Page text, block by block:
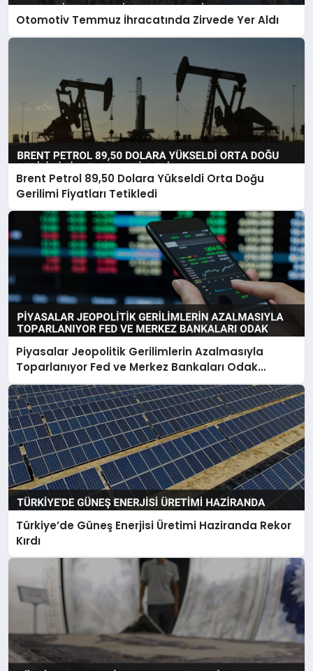
Otomotiv Temmuz İhracatında Zirvede Yer Aldı
Brent Petrol 89,50 Dolara Yükseldi Orta Doğu
Gerilimi Fiyatları Tetikledi
Piyasalar Jeopolitik Gerilimlerin Azalmasıyla
Toparlanıyor Fed ve Merkez Bankaları Odak
Noktası
Türkiye’de Güneş Enerjisi Üretimi Haziranda Rekor
Kırdı